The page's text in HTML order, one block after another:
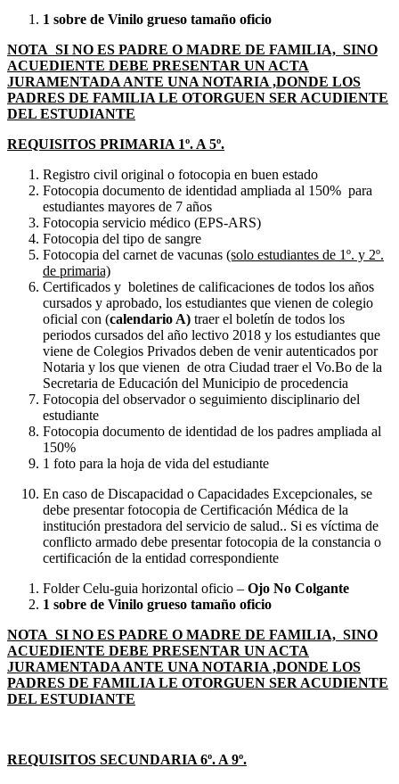
1 sobre de Vinilo grueso tamaño oficio
NOTA SI NO ES PADRE O MADRE DE FAMILIA, SINO
ACUEDIENTE DEBE PRESENTAR UN ACTA
JURAMENTADA ANTE UNA NOTARIA ,DONDE LOS
PADRES DE FAMILIA LE OTORGUEN SER ACUDIENTE
DEL ESTUDIANTE
REQUISITOS PRIMARIA 1º. A 5º.
Registro civil original o fotocopia en buen estado
Fotocopia documento de identidad ampliada al 150% para
estudiantes mayores de 7 años
Fotocopia servicio médico (EPS-ARS)
Fotocopia del tipo de sangre
Fotocopia del carnet de vacunas (solo estudiantes de 1º. y 2º.
de primaria)
Certificados y boletines de calificaciones de todos los años
cursados y aprobado, los estudiantes que vienen de colegio
oficial con (calendario A) traer el boletín de todos los
periodos cursados del año lectivo 2018 y los estudiantes que
viene de Colegios Privados deben de venir autenticados por
Notaria y los que vienen de otra Ciudad traer el Vo.Bo de la
Secretaria de Educación del Municipio de procedencia
Fotocopia del observador o seguimiento disciplinario del
estudiante
Fotocopia documento de identidad de los padres ampliada al
150%
1 foto para la hoja de vida del estudiante
En caso de Discapacidad o Capacidades Excepcionales, se
debe presentar fotocopia de Certificación Médica de la
institución prestadora del servicio de salud.. Si es víctima de
conflicto armado debe presentar fotocopia de la constancia o
certificación de la entidad correspondiente
Folder Celu-guia horizontal oficio – Ojo No Colgante
1 sobre de Vinilo grueso tamaño oficio
NOTA SI NO ES PADRE O MADRE DE FAMILIA, SINO
ACUEDIENTE DEBE PRESENTAR UN ACTA
JURAMENTADA ANTE UNA NOTARIA ,DONDE LOS
PADRES DE FAMILIA LE OTORGUEN SER ACUDIENTE
DEL ESTUDIANTE
REQUISITOS SECUNDARIA 6º. A 9º.